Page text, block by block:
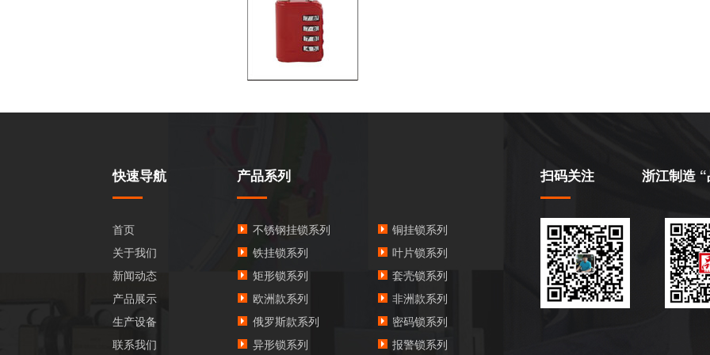
快速导航
首页
关于我们
新闻动态
产品展示
生产设备
联系我们
产品系列
不锈钢挂锁系列
铜挂锁系列
铁挂锁系列
叶片锁系列
矩形锁系列
套壳锁系列
欧洲款系列
非洲款系列
俄罗斯款系列
密码锁系列
异形锁系列
报警锁系列
扫码关注 浙江制造